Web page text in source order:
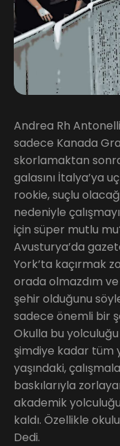
Andrea Rh
sadece Kanada
skorlamaktan
galasını İtalya’ya
rookie, suçlu
nedeniyle
için süper mutlu
Avusturya’da
York’ta kaçırmak
orada olmazdım
şehir olduğunu
sadece önemli bir
Okulla bu
şimdiye kadar tüm
yaşındaki,
baskılarıyla
akademik
kaldı. Özellikle
Dedi.